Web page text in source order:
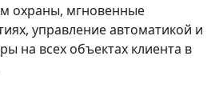
охраны, мгновенные
управление автоматикой и
на всех объектах клиента в